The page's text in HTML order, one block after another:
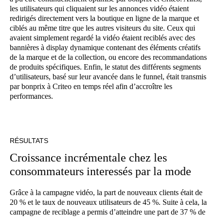
les utilisateurs qui cliquaient sur les annonces vidéo étaient
redirigés directement vers la boutique en ligne de la marque et
ciblés au même titre que les autres visiteurs du site. Ceux qui
avaient simplement regardé la vidéo étaient reciblés avec des
bannières à display dynamique contenant des éléments créatifs
de la marque et de la collection, ou encore des recommandations
de produits spécifiques. Enfin, le statut des différents segments
d’utilisateurs, basé sur leur avancée dans le funnel, était transmis
par bonprix à Criteo en temps réel afin d’accroître les
performances.
RÉSULTATS
Croissance incrémentale chez les
consommateurs interessés par la mode
Grâce à la campagne vidéo, la part de nouveaux clients était de
20 % et le taux de nouveaux utilisateurs de 45 %. Suite à cela, la
campagne de reciblage a permis d’atteindre une part de 37 % de